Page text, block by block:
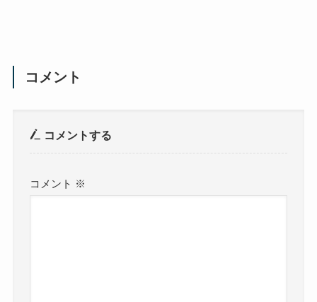
コメント
コメントする
コメント ※